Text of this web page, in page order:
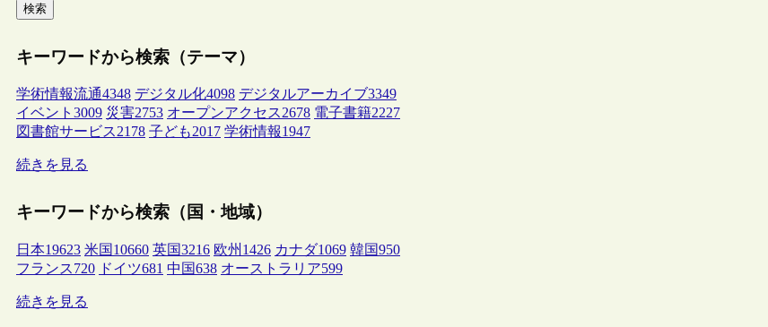
検索
キーワードから検索（テーマ）
学術情報流通4348 デジタル化4098 デジタルアーカイブ3349
イベント 3009 災害2753 オープンアクセス2678 電子書籍2227
図書館サービス2178 子ども2017 学術情報1947
続きを見る
キーワードから検索（国・地域）
日本19623 米国 10660 英国3216 欧州 1426 カナダ1069 韓国950
フランス720 ドイツ681 中国638 オーストラリア599
続きを見る